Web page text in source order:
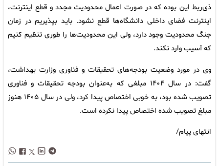
ذی‌ربط این بوده که در صورت اعمال محدودیت مجدد و قطع اینترنت،
اینترنت فضای داخلی دانشگاه‌ها قطع نشود. باید بپذیریم در زمان
جنگ محدودیت وجود دارد، ولی این محدودیت‌ها را طوری تنظیم کنیم
که آسیب وارد نکند.
وی در مورد وضعیت بودجه‌های تحقیقات و فناوری وزارت بهداشت،
گفت: در سال ۱۴۰۴ مبلغی که به‌عنوان بودجه تحقیقات و فناوری
تصویب شده بود، به خوبی اختصاص پیدا کرد، ولی در سال ۱۴۰۵ هنوز
مبلغ تصویب شده اختصاص پیدا نکرده است.
انتهای پیام/